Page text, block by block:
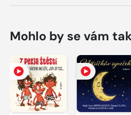
Mohlo by se vám